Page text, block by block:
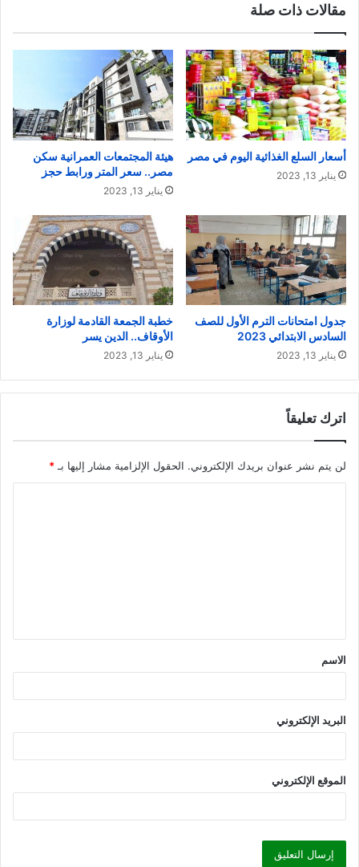
مقالات ذات صلة
أسعار السلع الغذائية اليوم في مصر
يناير 13, 2023
هيئة المجتمعات العمرانية سكن
مصر.. سعر المتر ورابط حجز
يناير 13, 2023
جدول امتحانات الترم الأول للصف
السادس الابتدائي 2023
يناير 13, 2023
خطبة الجمعة القادمة لوزارة
الأوقاف.. الدين يسر
يناير 13, 2023
اترك تعليقاً
لن يتم نشر عنوان بريدك الإلكتروني. الحقول الإلزامية مشار إليها بـ*
ق
*
الاسم
البريد الإلكتروني
الموقع الإلكتروني